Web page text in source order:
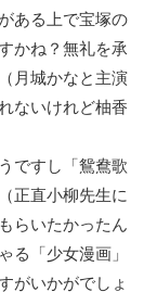
ある上で宝塚の
かね？無礼を承
月城かなと主演
ないけれど柚香
ですし「鴛鴦歌
正直小柳先生に
らいたかったん
る「少女漫画」
がいかがでしょ